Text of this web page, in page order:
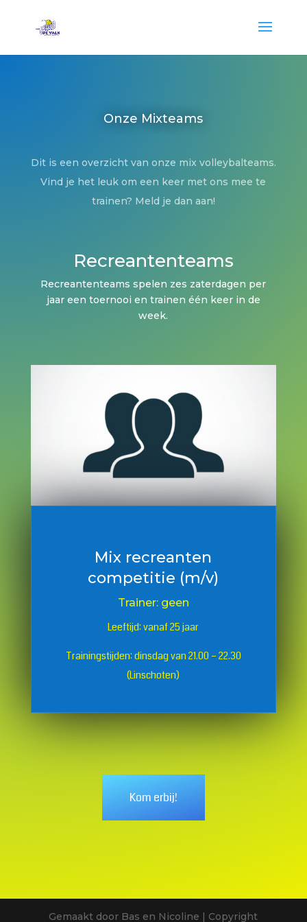
Onze Mixteams
Dit is een overzicht van onze mix volleybalteams.
Vind je het leuk om een keer met ons mee te
trainen? Meld je dan aan!
Recreantenteams
Recreantenteams spelen zes zaterdagen per
jaar een toernooi en trainen één keer in de
week.
Mix recreanten
competitie (m/v)
Trainer: geen
Leeftijd: vanaf 25 jaar
Trainingstijden: dinsdag van 21.00 – 22.30
(Linschoten)
Kom erbij!
Gemaakt door Bas en Nicoline | Copyright